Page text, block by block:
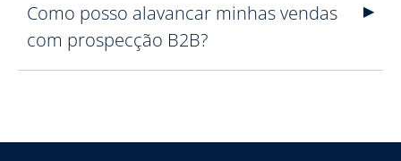
Como posso alavancar minhas vendas
com prospecção B2B?